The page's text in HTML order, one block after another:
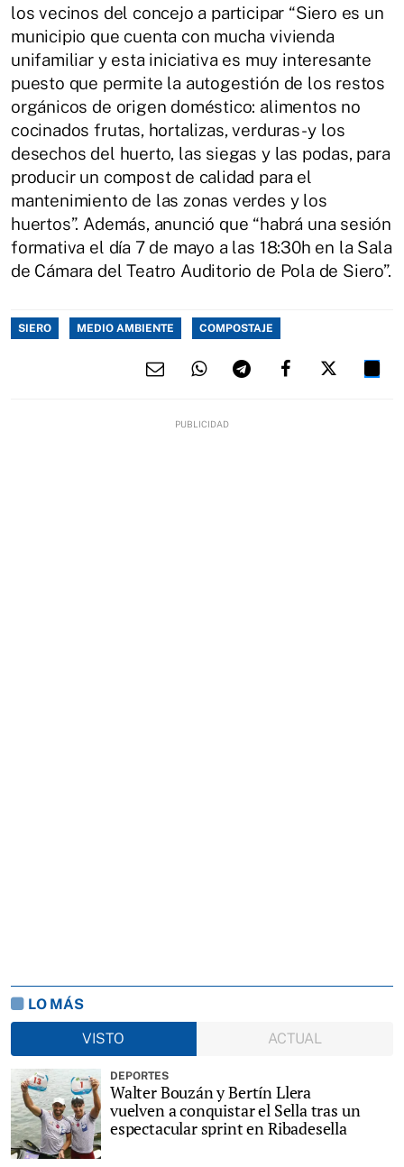
los vecinos del concejo a participar “Siero es un
municipio que cuenta con mucha vivienda
unifamiliar y esta iniciativa es muy interesante
puesto que permite la autogestión de los restos
orgánicos de origen doméstico: alimentos no
cocinados frutas, hortalizas, verduras- y los
desechos del huerto, las siegas y las podas, para
producir un compost de calidad para el
mantenimiento de las zonas verdes y los
huertos”. Además, anunció que “habrá una sesión
formativa el día 7 de mayo a las 18:30h en la Sala
de Cámara del Teatro Auditorio de Pola de Siero”.
SIERO MEDIO AMBIENTE COMPOSTAJE
LO MÁS
VISTO
ACTUAL
DEPORTES
Walter Bouzán y Bertín Llera
vuelven a conquistar el Sella tras un
espectacular sprint en Ribadesella